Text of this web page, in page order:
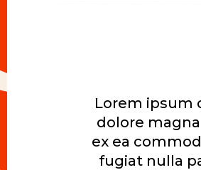
Lorem ipsum
dolore
ex ea
fugiat nulla